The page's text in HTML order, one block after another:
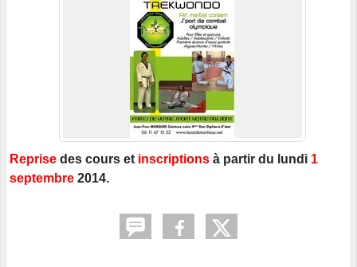
Reprise des cours et inscriptions à partir du lundi 1
septembre 2014.